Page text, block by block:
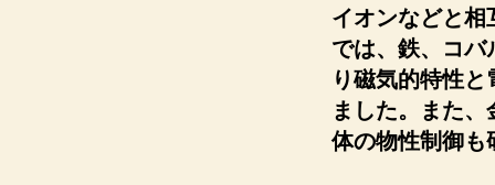
イオンなどと相
では、鉄、コバ
り磁気的特性
ました。また
体の物性制御も